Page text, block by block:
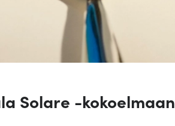
Solare -kokoelmaan